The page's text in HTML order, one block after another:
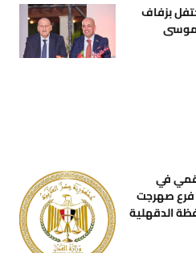
بزفاف
موسى
في
فرع صهرجت
الدقهلية